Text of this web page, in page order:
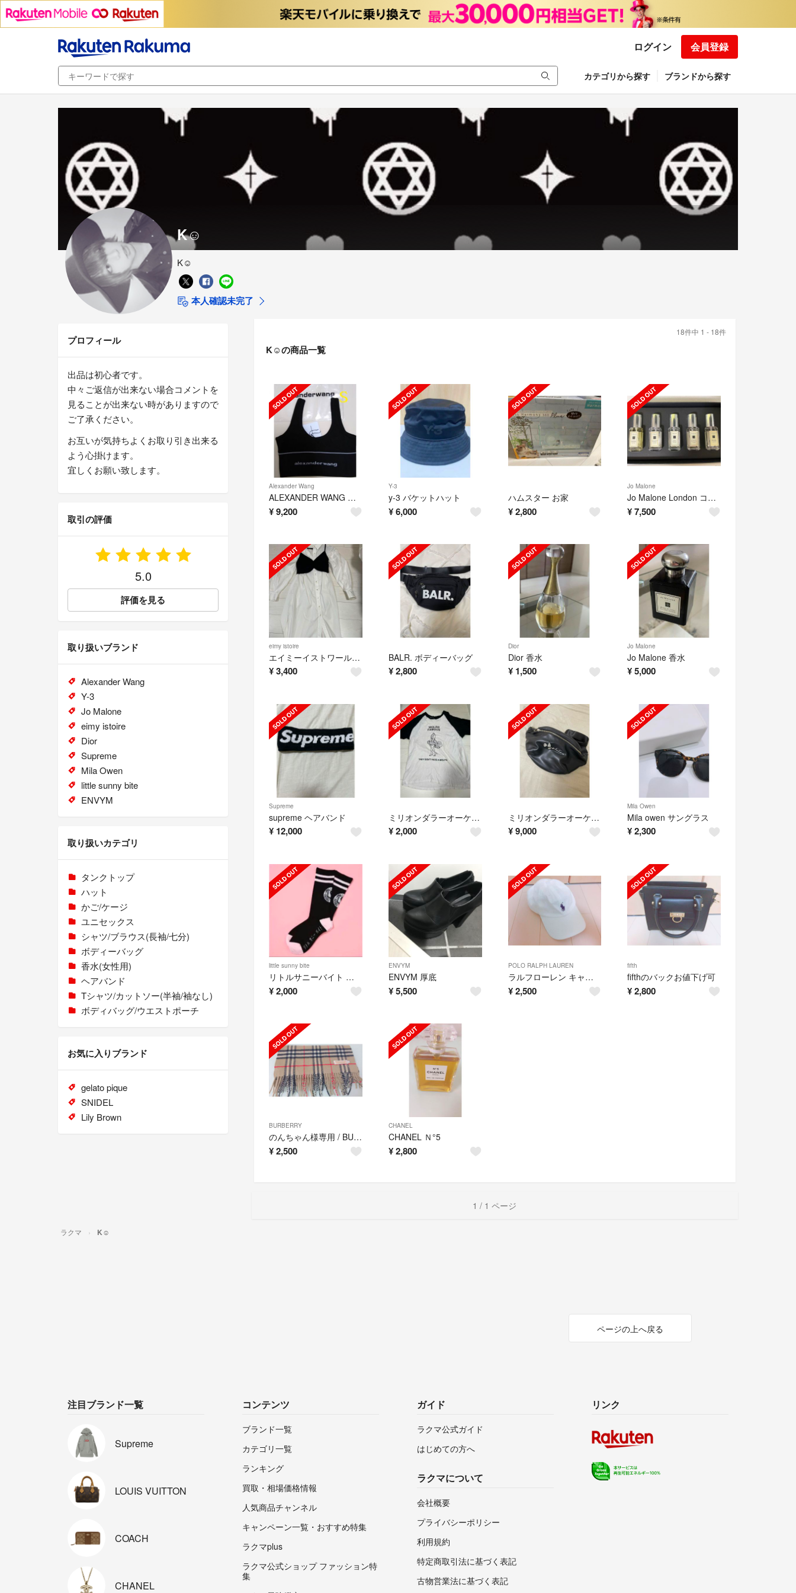
ログイン 会員登録
カテゴリから探す ブランドから探す
K☺︎︎
K☺︎︎
本人確認未完了
18件中 1 - 18件
K☺︎︎の商品一覧
Alexander Wang
ALEXANDER WANG トップス
¥9,200
Y-3
y-3 バケットハット
¥6,000
ハムスター お家
¥ 2,800
Jo Malone
Jo Malone London コロンコレクション
¥7,500
eimy istoire
エイミーイストワール シャツワンピース
¥3,400
BALR. ボディーバッグ
¥2,800
Dior
Dior 香水
¥ 1,500
Jo Malone
Jo Malone 香水
¥5,000
Supreme
supreme ヘアバンド
¥ 12,000
ミリオンダラーオーケストラ Tシャツ
¥2,000
ミリオンダラーオーケストラ バッグ
¥ 9,000
Mila Owen
Mila owen サングラス
¥2,300
little sunny bite
リトルサニーバイト 靴下
¥2,000
ENVYM
ENVYM 厚底
¥5,500
POLO RALPH LAUREN
ラルフローレン キャップ 正規品
¥ 2,500
fifth
fifthのバックお値下げ可
¥2,800
BURBERRY
のんちゃん様専用 / BURBERRY マフラー
¥2,500
CHANEL
CHANEL Ｎ°5
¥2,800
1 / 1 ページ
プロフィール
出品は初心者です。
中々ご返信が出来ない場合コメントを
見ることが出来ない時がありますので
ご了承ください。
お互いが気持ちよくお取り引き出来る
よう心掛けます。
宜しくお願い致します。
取引の評価
5.0
評価を見る
取り扱いブランド
Alexander Wang
Y-3
Jo Malone
eimy istoire
Dior
Supreme
Mila Owen
little sunny bite
ENVYM
取り扱いカテゴリ
タンクトップ
ハット
かご/ケージ
ユニセックス
シャツ/ブラウス(長袖/七分)
ボディーバッグ
香水(女性用)
ヘアバンド
Tシャツ/カットソー(半袖/袖なし)
ボディバッグ/ウエストポーチ
お気に入りブランド
gelato pique
SNIDEL
Lily Brown
ラクマ K☺︎︎
ページの上へ戻る
注目ブランド一覧
Supreme
LOUIS VUITTON
COACH
CHANEL
コンテンツ
ブランド一覧
カテゴリ一覧
ランキング
買取・相場価格情報
人気商品チャンネル
キャンペーン一覧・おすすめ特集
ラクマplus
ラクマ公式ショップ ファッション特
集
ガイド
ラクマ公式ガイド
はじめての方へ
ラクマについて
会社概要
プライバシーポリシー
利用規約
特定商取引法に基づく表記
古物営業法に基づく表記
リンク